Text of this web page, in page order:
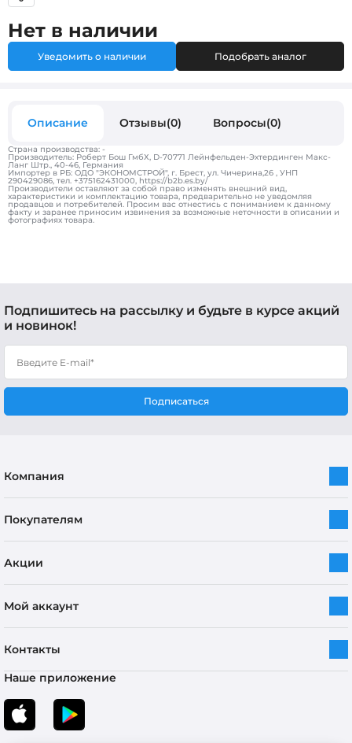
Нет в наличии
Уведомить о наличии Подобрать аналог
Описание Отзывы(0) Вопросы(0)
Страна производства: -
Производитель: Роберт Бош ГмбХ, D-70771 Лейнфельден-Эхтердинген Макс-
Ланг Штр., 40-46, Германия
Импортер в РБ: ОДО "ЭКОНОМСТРОЙ", г. Брест, ул. Чичерина,26 , УНП
290429086, тел. +375162431000, https://b2b.es.by/
Производители оставляют за собой право изменять внешний вид,
характеристики и комплектацию товара, предварительно не уведомляя
продавцов и потребителей. Просим вас отнестись с пониманием к данному
факту и заранее приносим извинения за возможные неточности в описании и
фотографиях товара.
Подпишитесь на рассылку и будьте в курсе акций
и новинок!
Подписаться
Компания
Покупателям
Акции
Мой аккаунт
Контакты
Наше приложение